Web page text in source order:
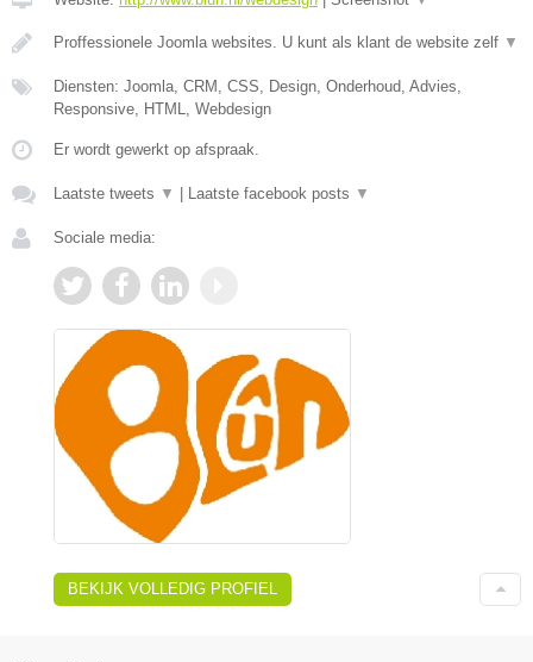
Proffessionele Joomla websites. U kunt als klant de website zelf ▼
Diensten: Joomla, CRM, CSS, Design, Onderhoud, Advies,
Responsive, HTML, Webdesign
Er wordt gewerkt op afspraak.
Laatste tweets ▼ Laatste facebook posts ▼
Sociale media:
BEKIJK VOLLEDIG PROFIEL